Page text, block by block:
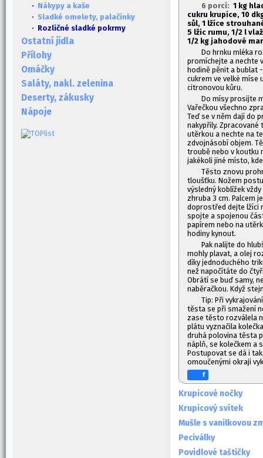
· Nákypy a kaše
· Sladké omelety, palačinky
· Rozličné sladké pokrmy
Ostatní jídla
Přílohy
Omáčky
Saláty, nakl. zelenina
Deserty, zákusky
Nápoje
6 porcí: 1 kg
cukru krupice, 10
sůl, 1 lžíce
5 lžic rumu, 1/2 l
1/2 kg jahodové
Do hrnku mléka
promíchejte a nechte
hodině pěnit a bublat
cukrem ve velké míse
citronovou kůru.
Do mísy prosijte
Vařečkou všechno
Teď se v něm dají do
nakypřily.
utěrkou a nechte na
zdvojnásobí objem.
troubě nebo v koutku
jakékoli jiné místo,
Těsto znovu
tloušťku. Nožem
výsledný koblížek
zhruba 3 cm. Palcem
doprostřed dejte lžíci
spojte a spojenou
papírem nebo na
hodiny kynout.
Pak nalijte do
mohly plavat, a olej
díky jednoduchého
než napočítáte do
Obrátí se buď samy,
naběračkou. Když
Tip: Při
těsta se při smažení
zase těsto rozválela
plátu vyznačila
druhá polovina těsta
náplň, se kolečkem a
Postupovat se dá i
omoučenými okraji
f
Krupicové nočky
Krupicový svítek
Mušle s vanilkovou
Peciválky
Povidlové taštičky